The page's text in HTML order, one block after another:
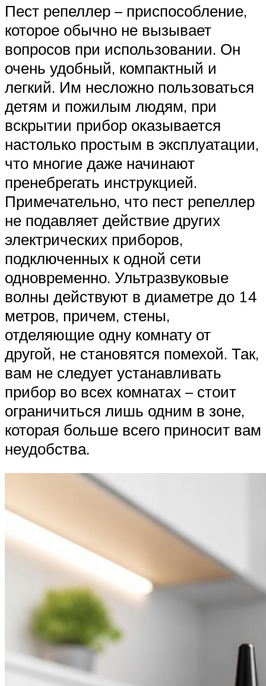
Пест репеллер – приспособление,
которое обычно не вызывает
вопросов при использовании. Он
очень удобный, компактный и
легкий. Им несложно пользоваться
детям и пожилым людям, при
вскрытии прибор оказывается
настолько простым в эксплуатации,
что многие даже начинают
пренебрегать инструкцией.
Примечательно, что пест репеллер
не подавляет действие других
электрических приборов,
подключенных к одной сети
одновременно. Ультразвуковые
волны действуют в диаметре до 14
метров, причем, стены,
отделяющие одну комнату от
другой, не становятся помехой. Так,
вам не следует устанавливать
прибор во всех комнатах – стоит
ограничиться лишь одним в зоне,
которая больше всего приносит вам
неудобства.